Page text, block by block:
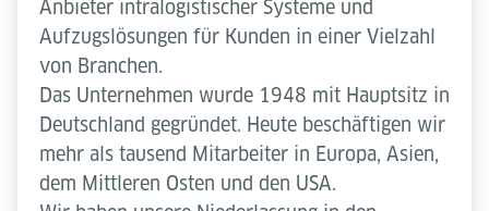
Anbieter intralogistischer Systeme und
Aufzugslösungen für Kunden in einer Vielzahl
von Branchen.
Das Unternehmen wurde 1948 mit Hauptsitz in
Deutschland gegründet. Heute beschäftigen wir
mehr als tausend Mitarbeiter in Europa, Asien,
dem Mittleren Osten und den USA.